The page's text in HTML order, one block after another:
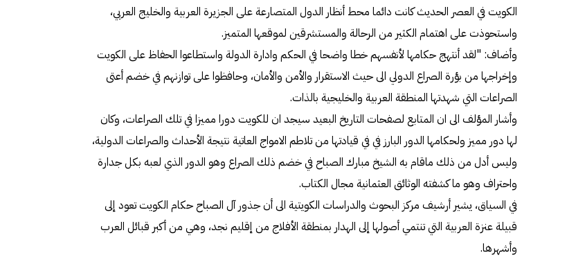
الكويت في العصر الحديث كانت دائما محط أنظار الدول المتصارعة على الجزيرة العربية والخليج العربي،
واستحوذت على اهتمام الكثير من الرحالة والمستشرقين لموقعها المتميز.
وأضاف: "لقد أنتهج حكامها لأنفسهم خطا واضحا في الحكم وادارة الدولة واستطاعوا الحفاظ على الكويت
وإخراجها من بؤرة الصراع الدولي الى حيث الاستقرار والأمن والأمان، وحافظوا على توازنهم في خضم أعتى
الصراعات التي شهدتها المنطقة العربية والخليجية بالذات.
وأشار المؤلف الى ان المتابع لصفحات التاريخ البعيد سيجد ان للكويت دورا مميزا في تلك الصراعات، وكان
لها دور مميز ولحكامها الدور البارز في في قيادتها من تلاطم الامواج العاتية نتيجة الأحداث والصراعات الدولية،
وليس أدل من ذلك ماقام به الشيخ مبارك الصباح في خضم ذلك الصراع وهو الدور الذي لعبه بكل جدارة
واحتراف وهو ما كشفته الوثائق العثمانية مجال الكتاب.
في السياق، يشير أرشيف مركز البحوث والدراسات الكويتية الى أن جذور آل الصباح حكام الكويت تعود إلى
قبيلة عنزة العربية التي تنتمي أصولها إلى الهدار بمنطقة الأفلاج من إقليم نجد، وهي من أكبر قبائل العرب
وأشهرها.